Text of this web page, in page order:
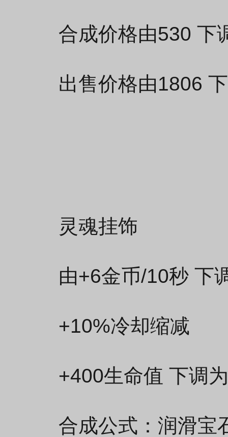
合成价格由530 下
出售价格由1806
灵魂挂饰
由+6金币/10秒 下
+10%冷却缩减
+400生命值 下调
合成公式：润滑宝